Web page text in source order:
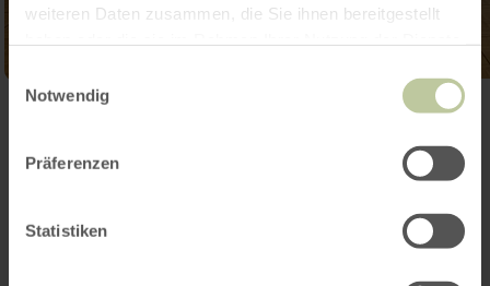
weiteren Daten zusammen, die Sie ihnen bereitgestellt
Notwendig
Präferenzen
Statistiken
Contact